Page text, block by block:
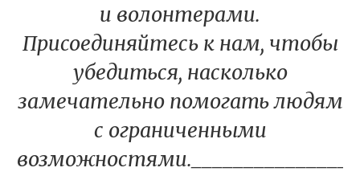
и волонтерами.
Присоединяйтесь к нам, чтобы
убедиться, насколько
замечательно помогать людям
с ограниченными